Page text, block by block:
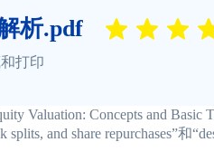
析.pdf
打印
Concepts and Basic
and share repurchases”和